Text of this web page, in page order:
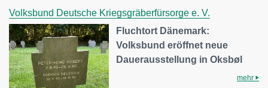
Volksbund Deutsche Kriegsgräberfürsorge e. V.
Fluchtort Dänemark:
Volksbund eröffnet neue
Dauerausstellung in Oksbøl
mehr